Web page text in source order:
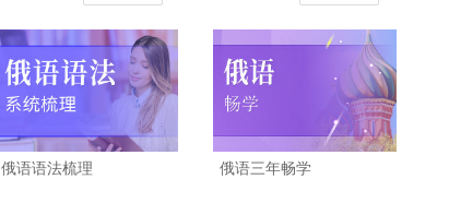
俄语语法梳理 俄语三年畅学